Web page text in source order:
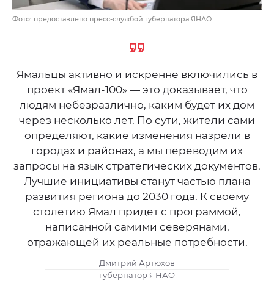
Фото: предоставлено пресс-службой губернатора ЯНАО
Ямальцы активно и искренне включились в
проект «Ямал-100» — это доказывает, что
людям небезразлично, каким будет их дом
через несколько лет. По сути, жители сами
определяют, какие изменения назрели в
городах и районах, а мы переводим их
запросы на язык стратегических документов.
Лучшие инициативы станут частью плана
развития региона до 2030 года. К своему
столетию Ямал придет с программой,
написанной самими северянами,
отражающей их реальные потребности.
Дмитрий Артюхов
губернатор ЯНАО